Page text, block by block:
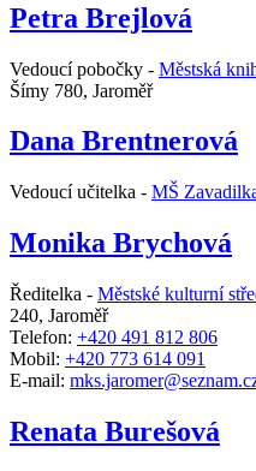
Petra Brejlová
Vedoucí pobočky - Městská
Šímy 780, Jaroměř
Dana Brentnerová
Vedoucí učitelka - MŠ
Monika Brychová
Ředitelka - Městské kulturní
240, Jaroměř
Telefon: +420 491 812 806
Mobil: +420 773 614 091
E-mail:
Renata Burešová